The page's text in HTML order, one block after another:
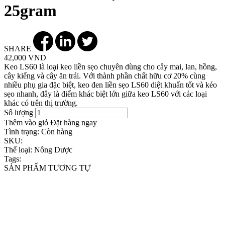
25gram
SHARE
42,000 VND
Keo LS60 là loại keo liền sẹo chuyên dùng cho cây mai, lan, hồng,
cây kiểng và cây ăn trái. Với thành phần chất hữu cơ 20% cùng
nhiều phụ gia đặc biệt, keo đen liền sẹo LS60 diệt khuẩn tốt và kéo
sẹo nhanh, đây là điểm khác biệt lớn giữa keo LS60 với các loại
khác có trên thị trường.
Số lượng
Thêm vào giỏ Đặt hàng ngay
Tình trạng: Còn hàng
SKU:
Thể loại: Nông Dược
Tags:
SẢN PHẨM TƯƠNG TỰ